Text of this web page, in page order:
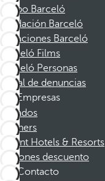
Grupo Barceló
Fundación Barceló
Vacaciones Barceló
Barceló Films
Barceló Personas
Canal de denuncias
Empresas
Afiliados
Partners
Dorint Hotels & Resorts
Cupones descuento
Contacto